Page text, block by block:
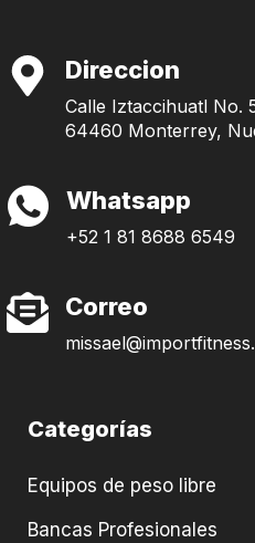
Direccion
Calle Iztaccihuatl No.
64460 Monterrey,
Whatsapp
+52 1 81 8688 6549
Correo
Categorías
Equipos de peso libre
Bancas Profesionales